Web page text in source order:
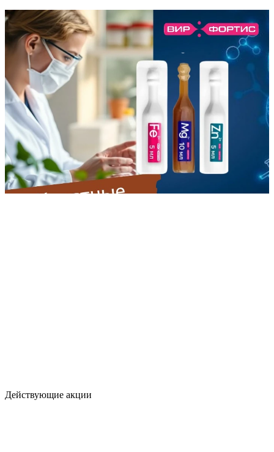
Действующие акции